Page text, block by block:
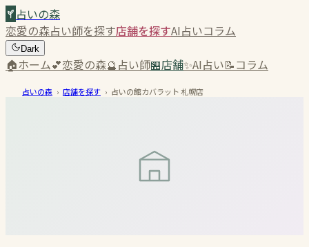
占いの森
恋愛の森占い師を探す店舗を探すAI占いコラム
Dark
🏠ホーム💕恋愛の森🔮占い師🏪店舗✨AI占い📝コラム
占いの森 › 店舗を探す › 占いの館カバラット 札幌店